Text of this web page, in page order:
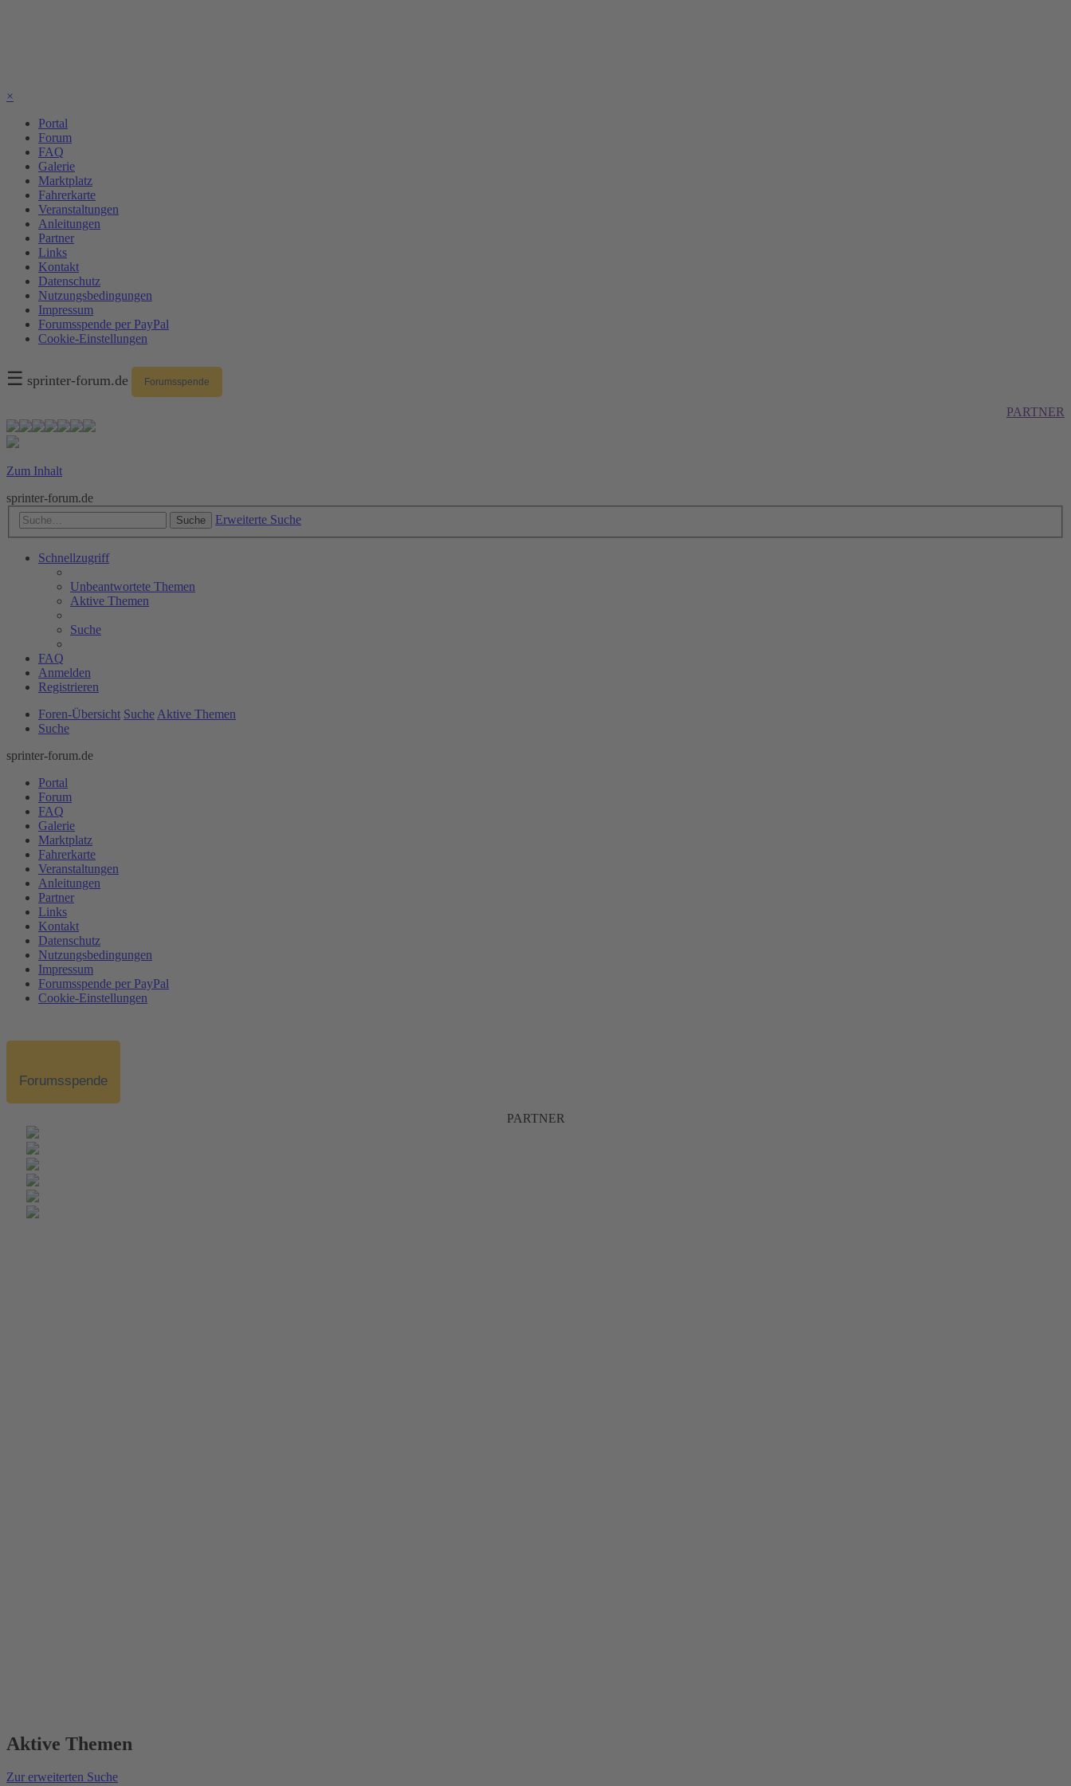
×
Portal
Forum
FAQ
Galerie
Marktplatz
Fahrerkarte
Veranstaltungen
Anleitungen
Partner
Links
Kontakt
Datenschutz
Nutzungsbedingungen
Impressum
Forumsspende per PayPal
Cookie-Einstellungen
☰ sprinter-forum.de Forumsspende
PARTNER
Zum Inhalt
sprinter-forum.de
Suche Erweiterte Suche
Schnellzugriff
Unbeantwortete Themen
Aktive Themen
Suche
FAQ
Anmelden
Registrieren
Foren-Übersicht Suche Aktive Themen
Suche
sprinter-forum.de
Portal
Forum
FAQ
Galerie
Marktplatz
Fahrerkarte
Veranstaltungen
Anleitungen
Partner
Links
Kontakt
Datenschutz
Nutzungsbedingungen
Impressum
Forumsspende per PayPal
Cookie-Einstellungen
Forumsspende
PARTNER
Aktive Themen
Zur erweiterten Suche